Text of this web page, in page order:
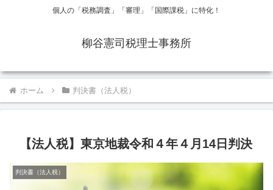
個人の「税務調査」「審理」「国際課税」に特化！
柳谷憲司税理士事務所
ホーム 判決書（法人税）
【法人税】東京地裁令和４年４月14日判決
判決書（法人税）